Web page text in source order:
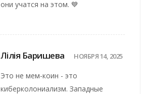
они учатся на этом. 💙
Лілія Баришева НОЯБРЯ 14, 2025
Это не мем-коин - это
киберколониализм. Западные